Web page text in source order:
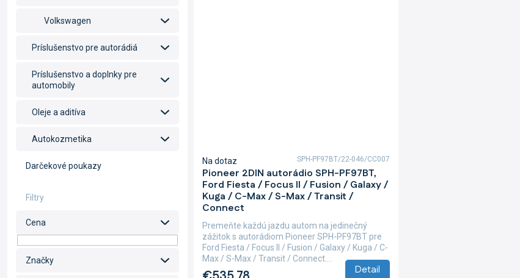
Volkswagen
Príslušenstvo pre autorádiá
Príslušenstvo a doplnky pre
automobily
Oleje a aditíva
Autokozmetika
Darčekové poukazy
Cena
Značky
Pioneer 2DIN autorádio SPH-PF97BT,
Ford Fiesta / Focus II / Fusion / Galaxy /
Kuga / C-Max / S-Max / Transit /
Connect
Na dotaz
Detail
Premeňte každú jazdu autom na jedinečný
zážitok s autorádiom Pioneer SPH-PF97BT pre
Ford Fiesta / Focus II / Fusion / Galaxy / Kuga / C-
Max / S-Max / Transit / Connect....
SPH-PF97BT/22-046/CC007